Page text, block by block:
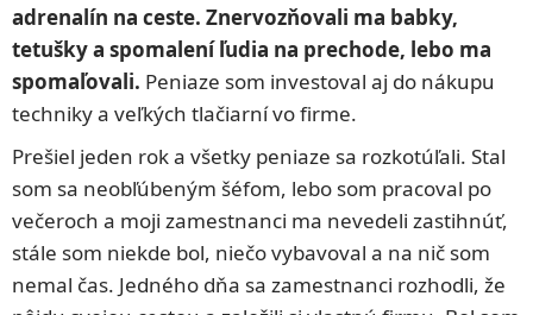
adrenalín na ceste. Znervozňovali ma babky,
tetušky a spomalení ľudia na prechode, lebo ma
spomaľovali. Peniaze som investoval aj do nákupu
techniky a veľkých tlačiarní vo firme.
Prešiel jeden rok a všetky peniaze sa rozkotúľali. Stal
som sa neobľúbeným šéfom, lebo som pracoval po
večeroch a moji zamestnanci ma nevedeli zastihnúť,
stále som niekde bol, niečo vybavoval a na nič som
nemal čas. Jedného dňa sa zamestnanci rozhodli, že